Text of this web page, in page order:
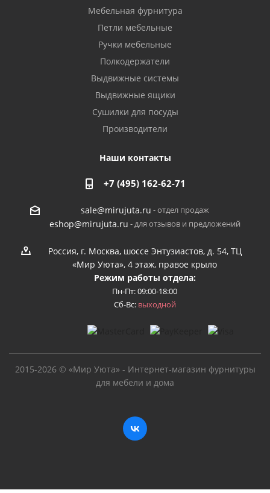
Мебельная фурнитура
Петли мебельные
Ручки мебельные
Полкодержатели
Выдвижные системы
Выдвижные ящики
Сушилки для посуды
Производители
Наши контакты
+7 (495) 162-62-71
sale@mirujuta.ru - отдел продаж
eshop@mirujuta.ru - для отзывов и предложений
Россия, г. Москва, шоссе Энтузиастов, д. 54, ТЦ
«Мир Уюта», 4 этаж, правое крыло
Режим работы отдела:
Пн-Пт: 09:00-18:00
Сб-Вс: выходной
2015-2026 © «Мир Уюта» - Интернет-магазин фурнитуры
для мебели и дома